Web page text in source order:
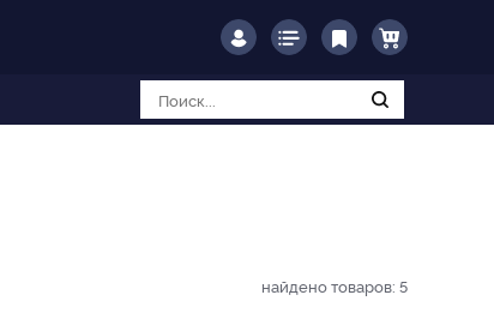
найдено товаров: 5